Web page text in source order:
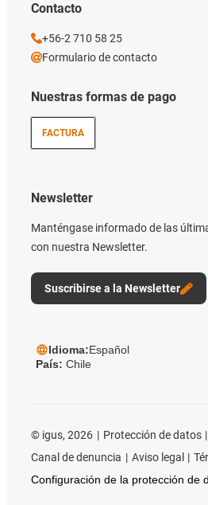
Nuestras formas de pago
FACTURA
Newsletter
Manténgase informado de las
con nuestra Newsletter.
Suscribirse a la Newsletter
Contacto
+56-2 710 58 25
Formulario de contacto
Idioma:Español
País: Chile
© igus, 2026 Protección de datos
Canal de denuncia
Aviso legal
Configuración de la protección de